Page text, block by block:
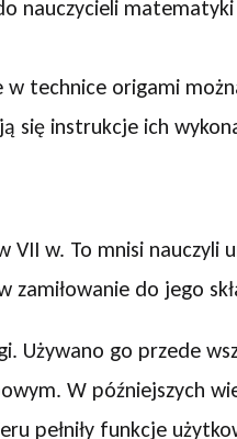
nauczycieli
technice origami
się instrukcje ich
VII w. To mnisi
zamiłowanie do jego
Używano go przede
W późniejszych
pełniły funkcje